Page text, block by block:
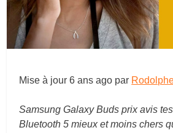
Mise à jour6 ans ago par
Samsung Galaxy Buds prix avis
Bluetooth 5 mieux et moins chers